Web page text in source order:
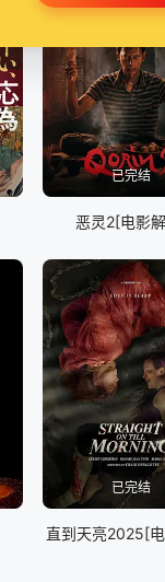
已完结
恶灵2[电影
已完结
直到天亮2025[